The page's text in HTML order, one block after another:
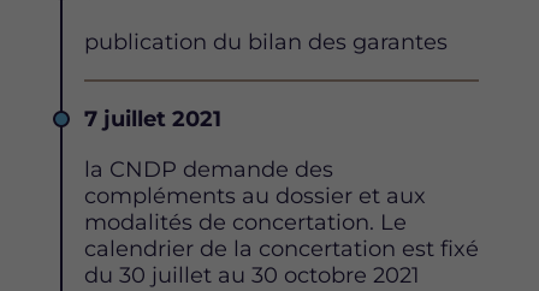
Description
publication du bilan des garantes
Date
7 juillet 2021
Description
la CNDP demande des
compléments au dossier et aux
modalités de concertation. Le
calendrier de la concertation est fixé
du 30 juillet au 30 octobre 2021